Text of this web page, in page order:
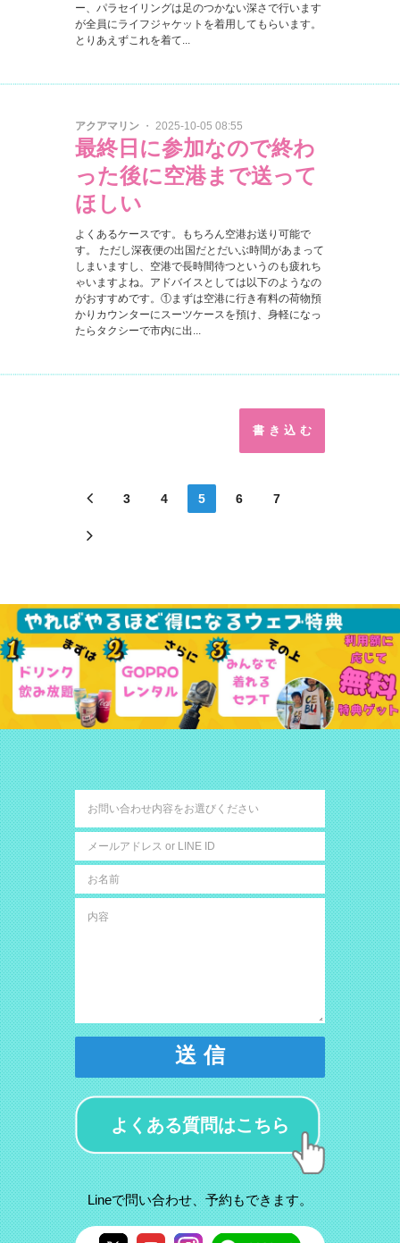
ー、パラセイリングは足のつかない深さで行います
が全員にライフジャケットを着用してもらいます。
とりあえずこれを着て...
アクアマリン ・ 2025-10-05 08:55
最終日に参加なので終わ
った後に空港まで送って
ほしい
よくあるケースです。もちろん空港お送り可能で
す。 ただし深夜便の出国だとだいぶ時間があまって
しまいますし、空港で長時間待つというのも疲れち
ゃいますよね。アドバイスとしては以下のようなの
がおすすめです。①まずは空港に行き有料の荷物預
かりカウンターにスーツケースを預け、身軽になっ
たらタクシーで市内に出...
書 き 込 む
3 4
5
(CURRENT)
6 7
送 信
よくある質問はこちら
Lineで問い合わせ、予約もできます。